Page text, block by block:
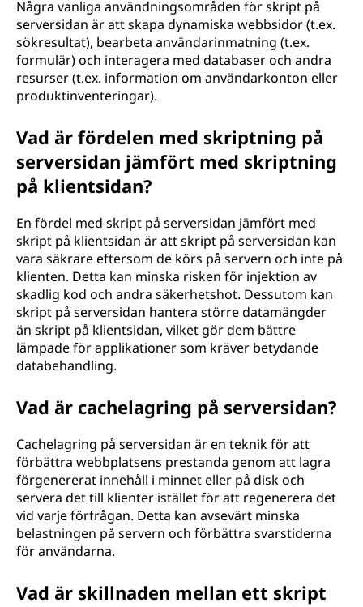
Några vanliga användningsområden för skript på
serversidan är att skapa dynamiska webbsidor (t.ex.
sökresultat), bearbeta användarinmatning (t.ex.
formulär) och interagera med databaser och andra
resurser (t.ex. information om användarkonton eller
produktinventeringar).
Vad är fördelen med skriptning på
serversidan jämfört med skriptning
på klientsidan?
En fördel med skript på serversidan jämfört med
skript på klientsidan är att skript på serversidan kan
vara säkrare eftersom de körs på servern och inte på
klienten. Detta kan minska risken för injektion av
skadlig kod och andra säkerhetshot. Dessutom kan
skript på serversidan hantera större datamängder
än skript på klientsidan, vilket gör dem bättre
lämpade för applikationer som kräver betydande
databehandling.
Vad är cachelagring på serversidan?
Cachelagring på serversidan är en teknik för att
förbättra webbplatsens prestanda genom att lagra
förgenererat innehåll i minnet eller på disk och
servera det till klienter istället för att regenerera det
vid varje förfrågan. Detta kan avsevärt minska
belastningen på servern och förbättra svarstiderna
för användarna.
Vad är skillnaden mellan ett skript